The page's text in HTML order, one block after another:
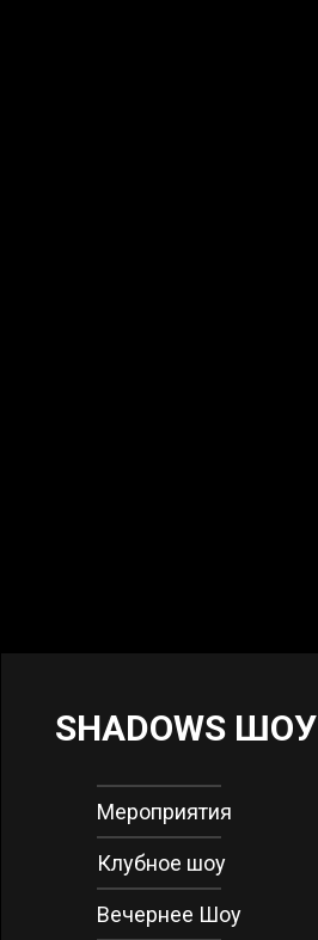
SHADOWS ШОУ
Мероприятия
Клубное шоу
Вечернее Шоу